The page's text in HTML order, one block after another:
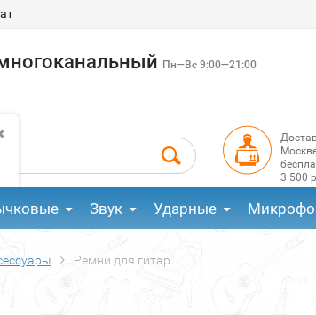
Пн—Вс 9:00—21:00
3 500
Звук Ударные
Ремни для гитар